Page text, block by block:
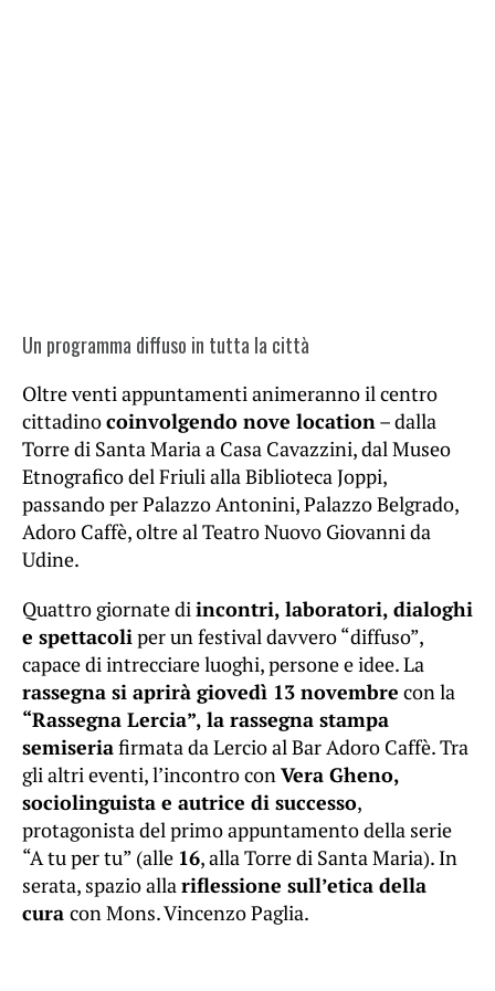
Un programma diffuso in tutta la città
Oltre venti appuntamenti animeranno il centro
cittadinocoinvolgendo nove location– dalla
Torre di Santa Maria a Casa Cavazzini, dal Museo
Etnografico del Friuli alla Biblioteca Joppi,
passando per Palazzo Antonini, Palazzo Belgrado,
Adoro Caffè, oltre al Teatro Nuovo Giovanni da
Udine.
Quattro giornate diincontri, laboratori, dialoghi
e spettacoliper un festival davvero “diffuso”,
capace di intrecciare luoghi, persone e idee. La
rassegna si aprirà giovedì 13 novembre con la
“Rassegna Lercia”, la rassegna stampa
semiseriafirmata da Lercio al Bar Adoro Caffè. Tra
gli altri eventi, l’incontro conVera Gheno,
sociolinguista e autrice di successo,
protagonista del primo appuntamento della serie
“A tu per tu” (alle 16, alla Torre di Santa Maria). In
serata, spazio allariflessione sull’etica della
cura con Mons. Vincenzo Paglia.